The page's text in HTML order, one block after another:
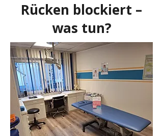
Rücken blockiert –
was tun?